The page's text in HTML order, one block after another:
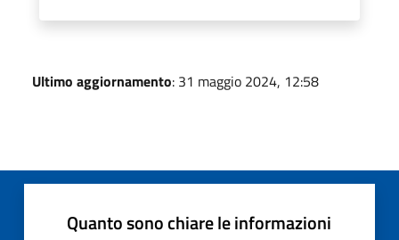
Ultimo aggiornamento: 31 maggio 2024, 12:58
Quanto sono chiare le informazioni